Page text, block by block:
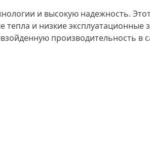
и высокую надежность.
и низкие эксплуатационные
производительность в